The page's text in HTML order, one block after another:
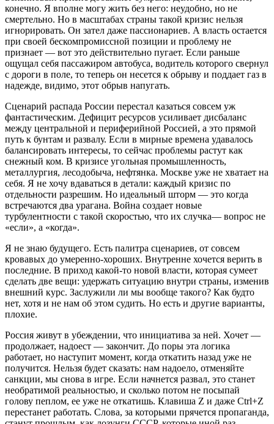
конечно. Я вполне могу жить без него: неудобно, но не
смертельно. Но в масштабах страны такой кризис нельзя
игнорировать. Он зател даже пассионариев. А власть остается
при своей бескомпромиссной позиции и проблему не
признает — вот это действительно пугает. Если раньше
ощущал себя пассажиром автобуса, водитель которого свернул
с дороги в поле, то теперь он несется к обрыву и поддает газ в
надежде, видимо, этот обрыв напугать.
Сценарий распада России перестал казаться совсем уж
фантастическим. Дефицит ресурсов усиливает дисбаланс
между центральной и периферийной Россией, а это прямой
путь к бунтам и развалу. Если в мирные времена удавалось
балансировать интересы, то сейчас проблемы растут как
снежный ком. В кризисе угольная промышленность,
металлургия, лесодобыча, нефтянка. Москве уже не хватает на
себя. Я не хочу вдаваться в детали: каждый кризис по
отдельности разрешим. Но идеальный шторм — это когда
встречаются два урагана. Война создает новые
турбулентности с такой скоростью, что их случка— вопрос не
«если», а «когда».
Я не знаю будущего. Есть палитра сценариев, от совсем
кровавых до умеренно-хороших. Внутренне хочется верить в
последние. В приход какой-то новой власти, которая сумеет
сделать две вещи: удержать ситуацию внутри страны, изменив
внешний курс. Заслужили ли мы вообще такого? Как будто
нет, хотя и не нам об этом судить. Но есть и другие варианты,
плохие.
Россия живут в убеждении, что инициатива за ней. Хочет —
продолжает, надоест — закончит. До поры эта логика
работает, но наступит момент, когда откатить назад уже не
получится. Нельзя будет сказать: нам надоело, отменяйте
санкции, мы снова в игре. Если начнется развал, это станет
необратимой реальностью, и сколько потом не посыпай
голову пеплом, ее уже не откатишь. Клавиша Z и даже Ctrl+Z
перестанет работать. Слова, за которыми прячется пропаганда,